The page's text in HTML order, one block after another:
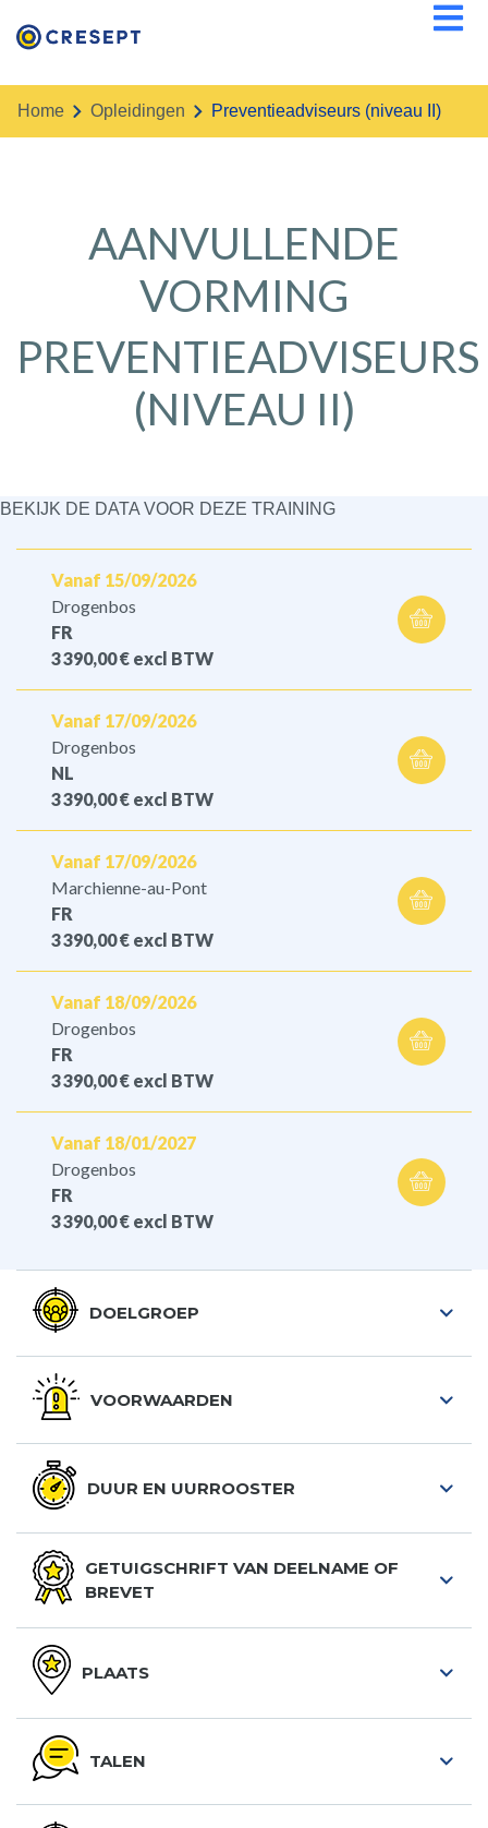
en
de
inhoud
gaan
Home opleidingen Preventieadviseurs (niveau II)
AANVULLENDE
VORMING
PREVENTIEADVISEURS
(NIVEAU II)
BEKIJK DE DATA VOOR DEZE TRAINING
Vanaf 15/09/2026
Drogenbos
FR
3 390,00 € excl BTW
Vanaf 17/09/2026
Drogenbos
NL
3 390,00 € excl BTW
Vanaf 17/09/2026
Marchienne-au-Pont
FR
3 390,00 € excl BTW
Vanaf 18/09/2026
Drogenbos
FR
3 390,00 € excl BTW
Vanaf 18/01/2027
Drogenbos
FR
3 390,00 € excl BTW
DOELGROEP
VOORWAARDEN
DUUR EN UURROOSTER
GETUIGSCHRIFT VAN DEELNAME OF
BREVET
PLAATS
TALEN